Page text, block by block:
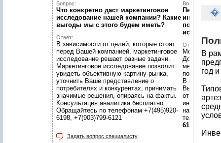
Вопрос:
Что конкретно даст маркетинговое
исследование нашей компании? Какие
выгоды мы c этого будем иметь?
Ответ:
В зависимости от целей, которые стоят
перед Вашей компанией, маркетинговое
исследование решает разные задачи.
Маркетинговое исследование позволит
увидеть объективную картину рынка,
уточнить Ваше представление о
потребителях и конкурентах, принимать
значимые решения, опираясь на факты.
Консультация аналитика бесплатно.
Обращайтесь по телефонам +7(495)920-
6198, +7(903)799-6121
Вопрос:
Первый раз
интернет...
Ответ:
Можно! Мы
менеджером
подготовят
В нашем
Вы сможете
находится
телефонам
6121
Задать вопрос специалисту
В
год